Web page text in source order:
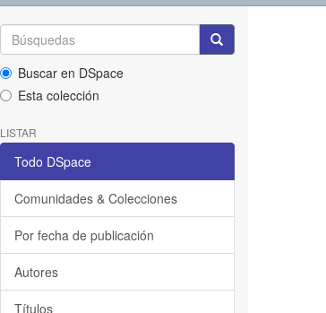
Buscar en DSpace
Esta colección
LISTAR
Todo DSpace
Comunidades & Colecciones
Por fecha de publicación
Autores
Títulos